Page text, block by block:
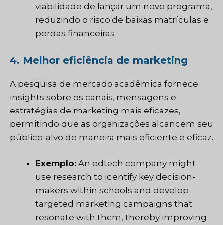
viabilidade de lançar um novo programa,
reduzindo o risco de baixas matrículas e
perdas financeiras.
4. Melhor eficiência de marketing
A pesquisa de mercado acadêmica fornece
insights sobre os canais, mensagens e
estratégias de marketing mais eficazes,
permitindo que as organizações alcancem seu
público-alvo de maneira mais eficiente e eficaz.
Exemplo: An edtech company might
use research to identify key decision-
makers within schools and develop
targeted marketing campaigns that
resonate with them, thereby improving